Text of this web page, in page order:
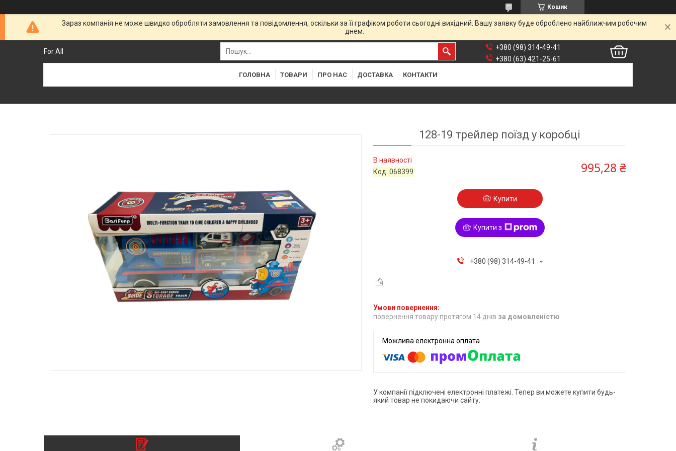
Кошик
Зараз компанія не може швидко обробляти замовлення та повідомлення, оскільки за її графіком роботи сьогодні вихідний. Вашу заявку буде оброблено найближчим робочим
днем.
For All
+380 (98) 314-49-41
+380 (63) 421-25-61
ГОЛОВНА ТОВАРИ ПРО НАС ДОСТАВКА КОНТАКТИ
128-19 трейлер поїзд у коробці
В наявності
Код:068399 995,28 ₴
Купити
Купити з
+380 (98) 314-49-41
повернення товару протягом 14 днів за домовленістю
У компанії підключені електронні платежі. Тепер ви можете купити будь-
який товар не покидаючи сайту.